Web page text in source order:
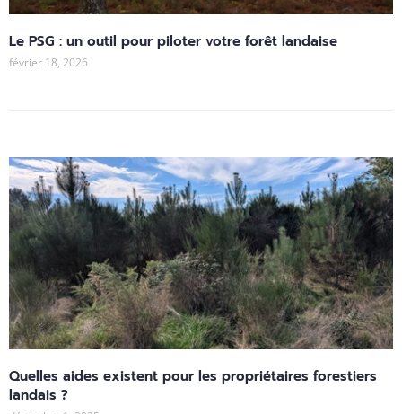
Le PSG : un outil pour piloter votre forêt landaise
février 18, 2026
Quelles aides existent pour les propriétaires forestiers
landais ?